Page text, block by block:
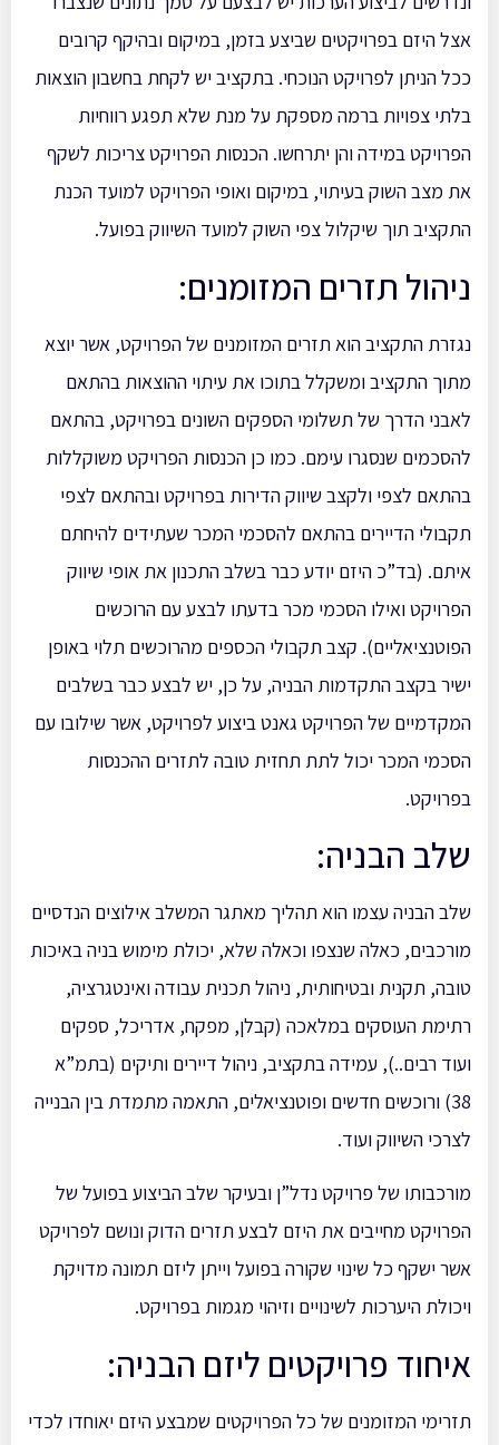
אצל היזם בפרויקטים שביצע בזמן, במיקום ובהיקף קרובים
ככל הניתן לפרויקט הנוכחי. בתקציב יש לקחת בחשבון הוצאות
בלתי צפויות ברמה מספקת על מנת שלא תפגע רווחיות
הפרויקט במידה והן יתרחשו. הכנסות הפרויקט צריכות לשקף
את מצב השוק בעיתוי, במיקום ואופי הפרויקט למועד הכנת
התקציב תוך שיקלול צפי השוק למועד השיווק בפועל.
ניהול תזרים המזומנים:
נגזרת התקציב הוא תזרים המזומנים של הפרויקט, אשר יוצא
מתוך התקציב ומשקלל בתוכו את עיתוי ההוצאות בהתאם
לאבני הדרך של תשלומי הספקים השונים בפרויקט, בהתאם
להסכמים שנסגרו עימם. כמו כן הכנסות הפרויקט משוקללות
בהתאם לצפי ולקצב שיווק הדירות בפרויקט ובהתאם לצפי
תקבולי הדיירים בהתאם להסכמי המכר שעתידים להיחתם
איתם. (בד”כ היזם יודע כבר בשלב התכנון את אופי שיווק
הפרויקט ואילו הסכמי מכר בדעתו לבצע עם הרוכשים
הפוטנציאליים). קצב תקבולי הכספים מהרוכשים תלוי באופן
ישיר בקצב התקדמות הבניה, על כן, יש לבצע כבר בשלבים
המקדמיים של הפרויקט גאנט ביצוע לפרויקט, אשר שילובו עם
הסכמי המכר יכול לתת תחזית טובה לתזרים ההכנסות
בפרויקט.
שלב הבניה:
שלב הבניה עצמו הוא תהליך מאתגר המשלב אילוצים הנדסיים
מורכבים, כאלה שנצפו וכאלה שלא, יכולת מימוש בניה באיכות
טובה, תקנית ובטיחותית, ניהול תכנית עבודה ואינטגרציה,
רתימת העוסקים במלאכה (קבלן, מפקח, אדריכל, ספקים
ועוד רבים..), עמידה בתקציב, ניהול דיירים ותיקים (בתמ”א
38) ורוכשים חדשים ופוטנציאלים, התאמה מתמדת בין הבנייה
לצרכי השיווק ועוד.
מורכבותו של פרויקט נדל”ן ובעיקר שלב הביצוע בפועל של
הפרויקט מחייבים את היזם לבצע תזרים הדוק ונושם לפרויקט
אשר ישקף כל שינוי שקורה בפועל וייתן ליזם תמונה מדויקת
ויכולת היערכות לשינויים וזיהוי מגמות בפרויקט.
איחוד פרויקטים ליזם הבניה:
תזרימי המזומנים של כל הפרויקטים שמבצע היזם יאוחדו לכדי